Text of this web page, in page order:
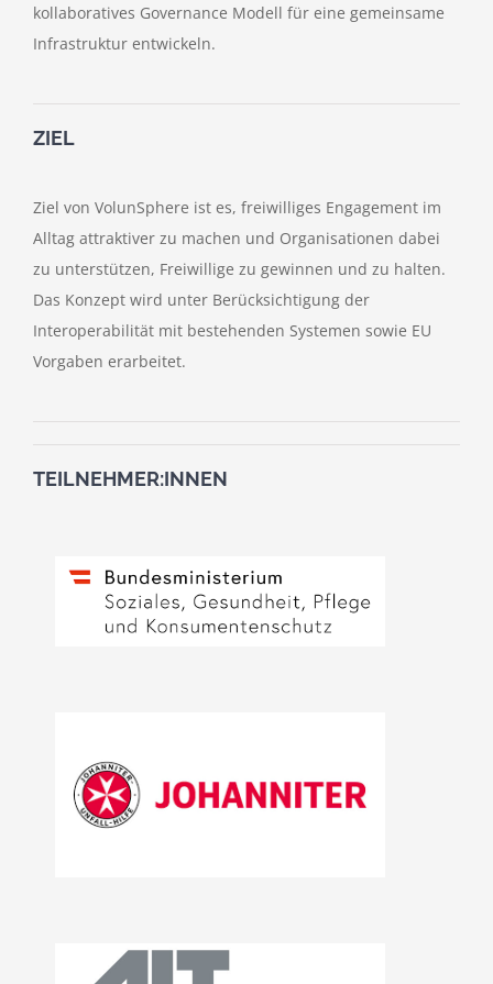
kollaboratives Governance Modell für eine gemeinsame
Infrastruktur entwickeln.
ZIEL
Ziel von VolunSphere ist es, freiwilliges Engagement im
Alltag attraktiver zu machen und Organisationen dabei
zu unterstützen, Freiwillige zu gewinnen und zu halten.
Das Konzept wird unter Berücksichtigung der
Interoperabilität mit bestehenden Systemen sowie EU
Vorgaben erarbeitet.
TEILNEHMER:INNEN